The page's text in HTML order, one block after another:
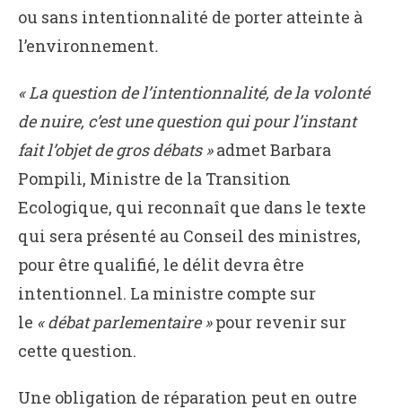
ou sans intentionnalité de porter atteinte à
l’environnement.
« La question de l’intentionnalité, de la volonté
de nuire, c’est une question qui pour l’instant
fait l’objet de gros débats »admet Barbara
Pompili, Ministre de la Transition
Ecologique, qui reconnaît que dans le texte
qui sera présenté au Conseil des ministres,
pour être qualifié, le délit devra être
intentionnel. La ministre compte sur
le « débat parlementaire »pour revenir sur
cette question.
Une obligation de réparation peut en outre